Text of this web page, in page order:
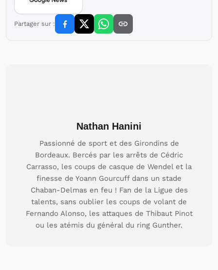
Partager sur :
Nathan Hanini
Passionné de sport et des Girondins de
Bordeaux. Bercés par les arrêts de Cédric
Carrasso, les coups de casque de Wendel et la
finesse de Yoann Gourcuff dans un stade
Chaban-Delmas en feu ! Fan de la Ligue des
talents, sans oublier les coups de volant de
Fernando Alonso, les attaques de Thibaut Pinot
ou les atémis du général du ring Gunther.